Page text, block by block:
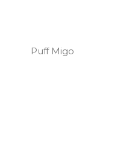
Puff Migo